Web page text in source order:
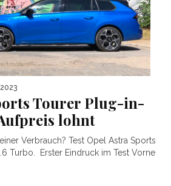
Tourer Plug-in-
lohnt
Verbrauch? Test Opel Astra Sports
Turbo. Erster Eindruck im Test Vorne